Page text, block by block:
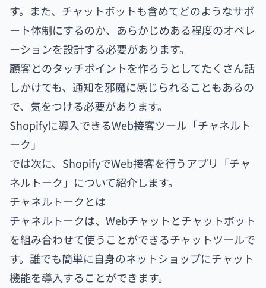
す。また、チャットボットも含めてどのようなサポ
ート体制にするのか、あらかじめある程度のオペレ
ーションを設計する必要があります。
顧客とのタッチポイントを作ろうとしてたくさん話
しかけても、通知を邪魔に感じられることもあるの
で、気をつける必要があります。
Shopifyに導入できるWeb接客ツール「チャネルト
ーク」
では次に、ShopifyでWeb接客を行うアプリ「チャ
ネルトーク」について紹介します。
チャネルトークとは
チャネルトークは、Webチャットとチャットボット
を組み合わせて使うことができるチャットツールで
す。誰でも簡単に自身のネットショップにチャット
機能を導入することができます。